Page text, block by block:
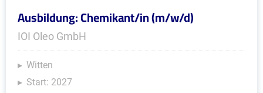
Ausbildung: Chemikant/in (m/w/d)
IOI Oleo GmbH
Witten
Start: 2027